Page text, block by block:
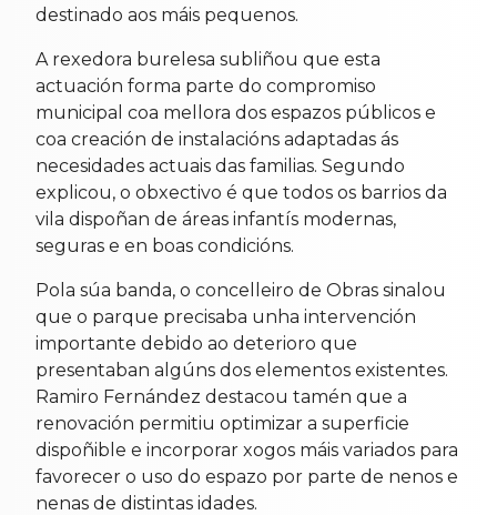
destinado aos máis pequenos.
A rexedora burelesa subliñou que esta
actuación forma parte do compromiso
municipal coa mellora dos espazos públicos e
coa creación de instalacións adaptadas ás
necesidades actuais das familias. Segundo
explicou, o obxectivo é que todos os barrios da
vila dispoñan de áreas infantís modernas,
seguras e en boas condicións.
Pola súa banda, o concelleiro de Obras sinalou
que o parque precisaba unha intervención
importante debido ao deterioro que
presentaban algúns dos elementos existentes.
Ramiro Fernández destacou tamén que a
renovación permitiu optimizar a superficie
dispoñible e incorporar xogos máis variados para
favorecer o uso do espazo por parte de nenos e
nenas de distintas idades.